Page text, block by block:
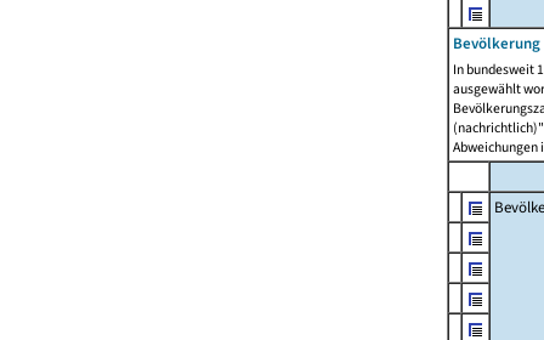
In bundesweit
ausgewählt
Abweichungen